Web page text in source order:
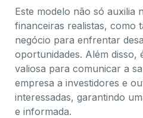
Este modelo não só auxilia
financeiras realistas, como
negócio para enfrentar
oportunidades. Além disso,
valiosa para comunicar a
empresa a investidores e
interessadas, garantindo
e informada.